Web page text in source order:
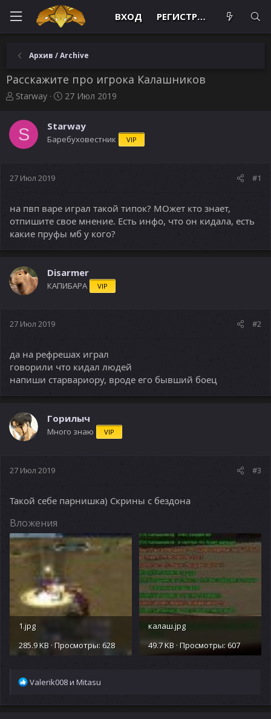
ВХОД РЕГИСТРАЦИЯ
Архив / Archive
Расскажите про игрока Калашников
А
т
о
р
м
Starway
Д
а
н
27 Июл 2019
S Starway
Баребуховестник VIP
27 Июл 2019 #1
на пвп варе играл такой типок? МОжет кто знает,
отпишите свое мнение. Есть инфо, что он кидала, есть
какие пруфы мб у кого?
Disarmer
КАПИБАРА VIP
27 Июл 2019 #2
да на рефрешах играл
говорили что кидал людей
напиши старвариору, вроде его бывший боец
Горилыч
Много знаю VIP
27 Июл 2019 #3
Такой себе парнишка) Скрины с бездона
Вложения
1.jpg
285.9 KB · Просмотры: 628
калаш.jpg
49.7 KB · Просмотры: 607
Р
а
Valerik008и Mitasu